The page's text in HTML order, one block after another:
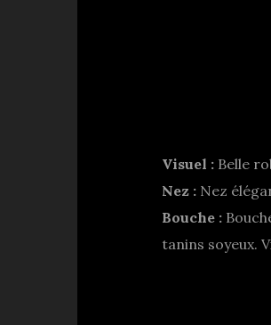
Visuel : Belle
Nez : Nez
Bouche :
tanins soyeux.